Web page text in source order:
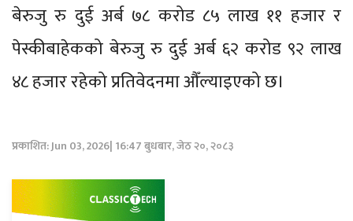
बेरुजु रु दुई अर्ब ७८ करोड ८५ लाख ११ हजार र
पेस्कीबाहेकको बेरुजु रु दुई अर्ब ६२ करोड ९२ लाख
४८ हजार रहेको प्रतिवेदनमा औँल्याइएको छ।
प्रकाशित: Jun 03, 2026| 16:47 बुधबार, जेठ २०, २०८३